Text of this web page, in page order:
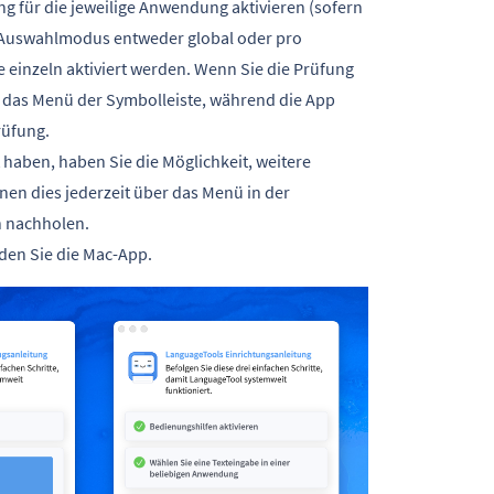
für die jeweilige Anwendung aktivieren (sofern
entweder global oder pro
einzeln aktiviert werden. Wenn Sie die Prüfung
Menü der Symbolleiste, während die App
haben Sie die Möglichkeit, weitere
dies jederzeit über das Menü in der
nachholen.
Sie die Mac-App.